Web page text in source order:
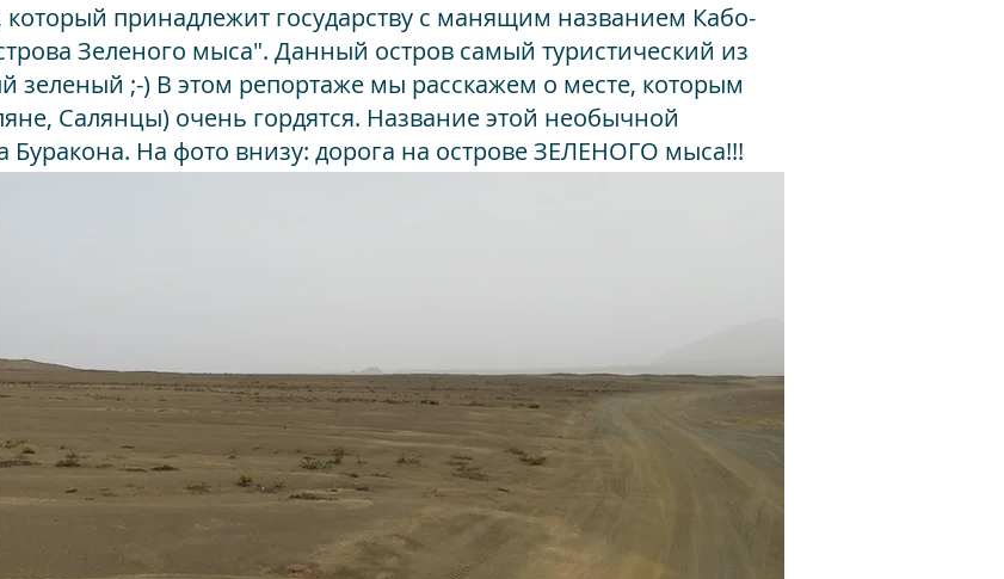
принадлежит государству с манящим названием Кабо-
Зеленого мыса". Данный остров самый туристический из
зеленый ;-) В этом репортаже мы расскажем о месте, которым
Салянцы) очень гордятся. Название этой необычной
Буракона. На фото внизу: дорога на острове ЗЕЛЕНОГО мыса!!!